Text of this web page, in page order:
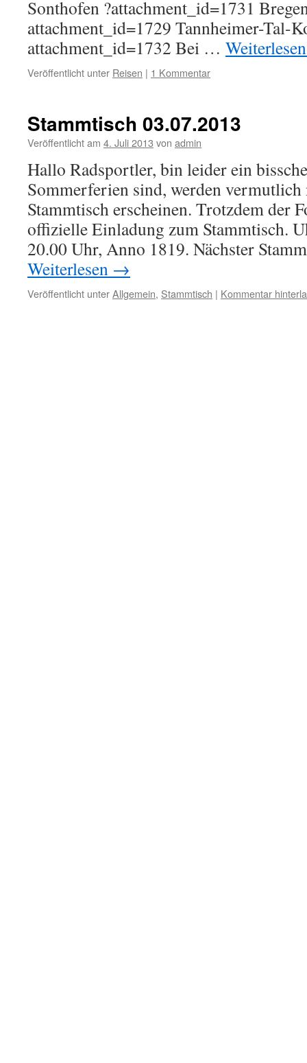
Sonthofen ?attachment_id=1731
attachment_id=1729 Tannheimer-Tal-
attachment_id=1732 Bei …
Veröffentlicht unter Reisen | 1 Kommentar
Stammtisch 03.07.2013
Veröffentlicht am 4. Juli 2013 von admin
Hallo Radsportler, bin leider ein
Sommerferien sind, werden
Stammtisch erscheinen. Trotzdem der
offizielle Einladung zum Stammtisch.
20.00 Uhr, Anno 1819. Nächster
Weiterlesen →
Veröffentlicht unterAllgemein, Stammtisch | Kommentar